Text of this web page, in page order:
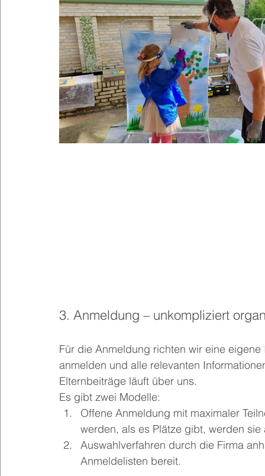
3. Anmeldung – unkompliziert
Für die Anmeldung richten wir eine
anmelden und alle relevanten
Elternbeiträge läuft über uns.
Es gibt zwei Modelle:
Offene Anmeldung mit maximaler
werden, als es Plätze gibt, werden
Auswahlverfahren durch die Firma
Anmeldelisten bereit.